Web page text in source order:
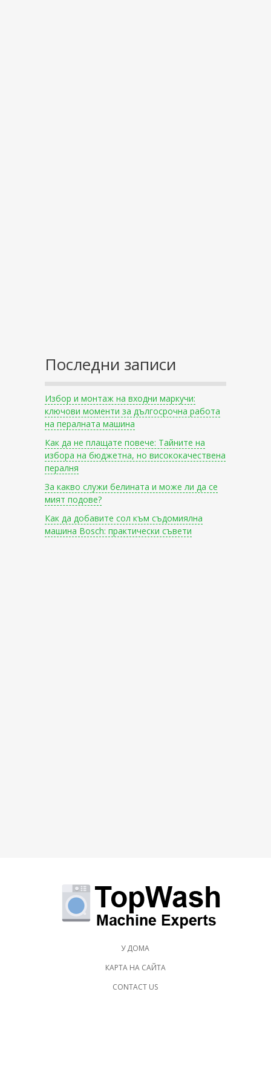
Последни записи
Избор и монтаж на входни маркучи:
ключови моменти за дългосрочна работа
на пералната машина
Как да не плащате повече: Тайните на
избора на бюджетна, но висококачествена
пералня
За какво служи белината и може ли да се
мият подове?
Как да добавите сол към съдомиялна
машина Bosch: практически съвети
У ДОМА
КАРТА НА САЙТА
CONTACT US